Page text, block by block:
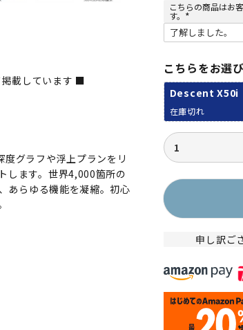
載しています ■
グラフや浮上プランをリ
します。世界4,000箇所の
あらゆる機能を凝縮。初心
こちらの商品はお
す。
(
必
須
こちらをお選
Descent X50i
在庫切れ
申し訳ご